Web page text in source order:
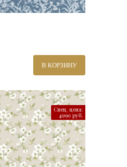
В КОРЗИНУ
Спец. цена:
4990 руб.